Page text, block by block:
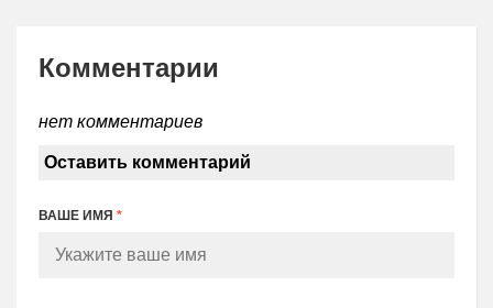
Комментарии
нет комментариев
Оставить комментарий
ВАШЕ ИМЯ *